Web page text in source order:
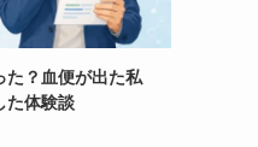
た？血便が出た私
た体験談